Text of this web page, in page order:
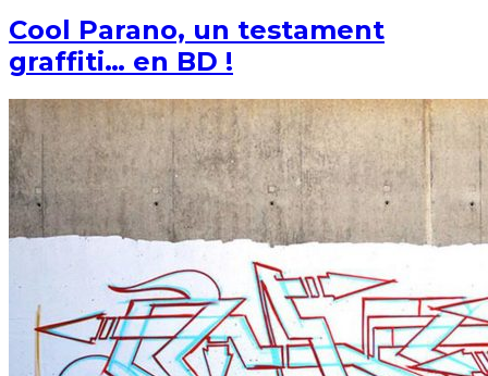
Cool Parano, un testament
graffiti… en BD !